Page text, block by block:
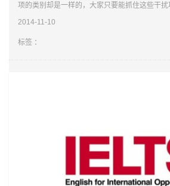
项的类别却是一样的，大家只要能抓住这些干
不是正确
2014-11-10
标签 ：